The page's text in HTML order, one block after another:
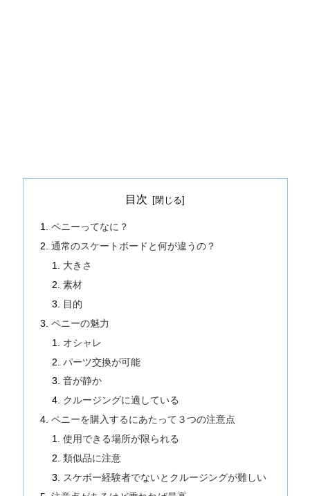
目次
ペニーってなに？
通常のスケートボードと何が違うの？
大きさ
素材
目的
ペニーの魅力
オシャレ
パーツ交換が可能
音が静か
クルージングに適している
ペニーを購入するにあたって３つの注意点
使用できる場所が限られる
類似品に注意
スケボー経験者でないとクルージングが難しい